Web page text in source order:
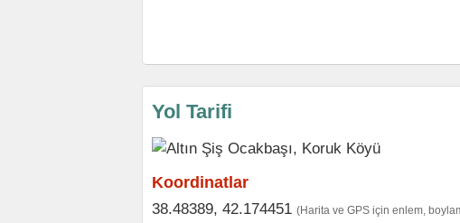
Yol Tarifi
Koordinatlar
38.48389, 42.174451 (Harita ve GPS için enlem,